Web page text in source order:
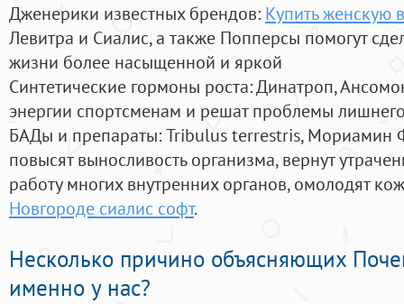
Дженерики известных брендов: Купить женскую
Левитра и Сиалис, а также Попперсы помогут
жизни более насыщенной и яркой
Синтетические гормоны роста: Динатроп,
энергии спортсменам и решат проблемы
БАДы и препараты:Tribulus terrestris, Мориамин
повысят выносливость организма, вернут
работу многих внутренних органов, омолодят
Новгороде сиалис софт.
Несколько причино объясняющих
именно у нас?